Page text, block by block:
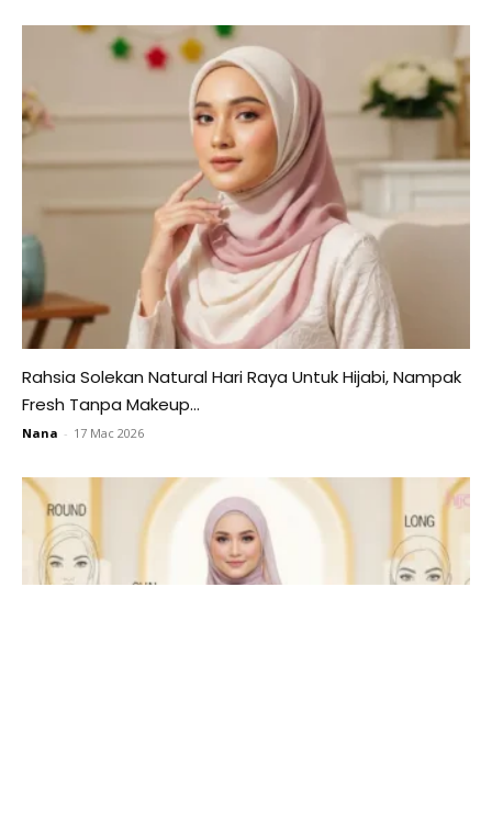
Rahsia Solekan Natural Hari Raya Untuk Hijabi, Nampak
Fresh Tanpa Makeup...
Nana - 17 Mac 2026